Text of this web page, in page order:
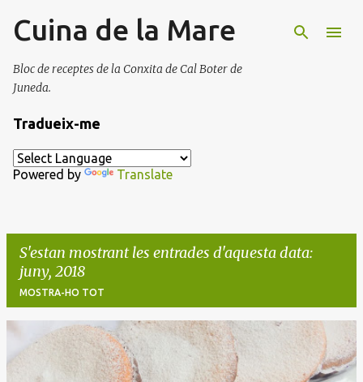
Salta al contingut principal
Cuina de la Mare
Bloc de receptes de la Conxita de Cal Boter de
Juneda.
Tradueix-me
Powered by Translate
S'estan mostrant les entrades d'aquesta data:
juny, 2018
MOSTRA-HO TOT
n